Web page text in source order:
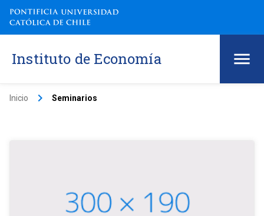
Instituto de Economía
Inicio keyboard_arrow_right Seminarios